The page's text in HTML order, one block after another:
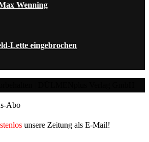
Wenning
Lette eingebrochen
Abo
unsere Zeitung als E-Mail!